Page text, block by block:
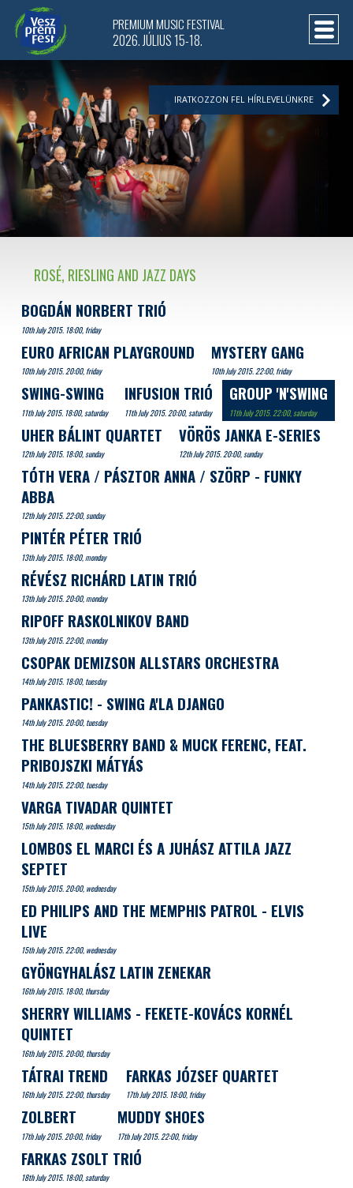
ROSÉ, RIESLING AND JAZZ DAYS
BOGDÁN NORBERT TRIÓ
10th July 2015. 18:00, friday
EURO AFRICAN PLAYGROUND
10th July 2015. 20:00, friday
MYSTERY GANG
10th July 2015. 22:00, friday
SWING-SWING
11th July 2015. 18:00, saturday
INFUSION TRIÓ
11th July 2015. 20:00, saturday
GROUP 'N'SWING
11th July 2015. 22:00, saturday
UHER BÁLINT QUARTET
12th July 2015. 18:00, sunday
VÖRÖS JANKA E-SERIES
12th July 2015. 20:00, sunday
TÓTH VERA / PÁSZTOR ANNA / SZÖRP - FUNKY
ABBA
12th July 2015. 22:00, sunday
PINTÉR PÉTER TRIÓ
13th July 2015. 18:00, monday
RÉVÉSZ RICHÁRD LATIN TRIÓ
13th July 2015. 20:00, monday
RIPOFF RASKOLNIKOV BAND
13th July 2015. 22:00, monday
CSOPAK DEMIZSON ALLSTARS ORCHESTRA
14th July 2015. 18:00, tuesday
PANKASTIC! - SWING A'LA DJANGO
14th July 2015. 20:00, tuesday
THE BLUESBERRY BAND & MUCK FERENC, FEAT.
PRIBOJSZKI MÁTYÁS
14th July 2015. 22:00, tuesday
VARGA TIVADAR QUINTET
15th July 2015. 18:00, wednesday
LOMBOS EL MARCI ÉS A JUHÁSZ ATTILA JAZZ
SEPTET
15th July 2015. 20:00, wednesday
ED PHILIPS AND THE MEMPHIS PATROL - ELVIS
LIVE
15th July 2015. 22:00, wednesday
GYÖNGYHALÁSZ LATIN ZENEKAR
16th July 2015. 18:00, thursday
SHERRY WILLIAMS - FEKETE-KOVÁCS KORNÉL
QUINTET
16th July 2015. 20:00, thursday
TÁTRAI TREND
16th July 2015. 22:00, thursday
FARKAS JÓZSEF QUARTET
17th July 2015. 18:00, friday
ZOLBERT
17th July 2015. 20:00, friday
MUDDY SHOES
17th July 2015. 22:00, friday
FARKAS ZSOLT TRIÓ
18th July 2015. 18:00, saturday
PREMIUM MUSIC FESTIVAL
2026. JÚLIUS 15-18.
IRATKOZZON FEL HÍRLEVELÜNKRE